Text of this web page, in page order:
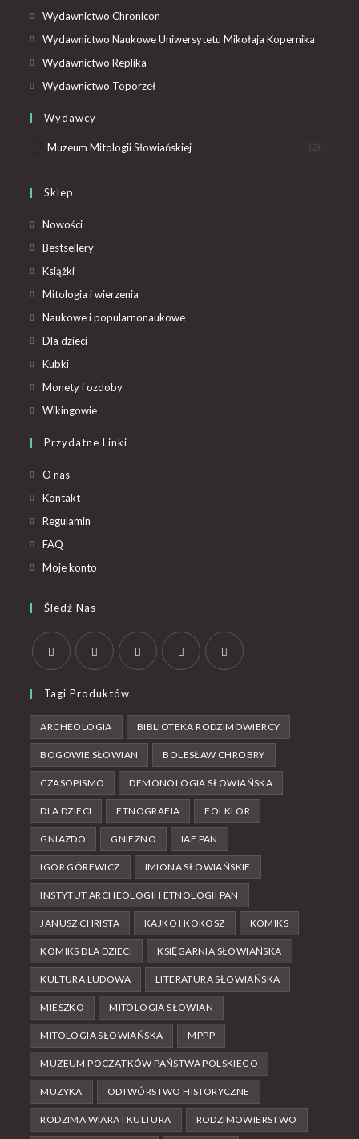
Wydawnictwo Chronicon
Wydawnictwo Naukowe Uniwersytetu Mikołaja Kopernika
Wydawnictwo Replika
Wydawnictwo Toporzeł
Wydawcy
Muzeum Mitologii Słowiańskiej (2)
Sklep
Nowości
Bestsellery
Książki
Mitologia i wierzenia
Naukowe i popularnonaukowe
Dla dzieci
Kubki
Monety i ozdoby
Wikingowie
Przydatne Linki
O nas
Kontakt
Regulamin
FAQ
Moje konto
Śledź Nas
Tagi Produktów
ARCHEOLOGIA BIBLIOTEKA RODZIMOWIERCY
BOGOWIE SŁOWIAN BOLESŁAW CHROBRY
CZASOPISMO DEMONOLOGIA SŁOWIAŃSKA
DLA DZIECI ETNOGRAFIA FOLKLOR
GNIAZDO GNIEZNO IAE PAN
IGOR GÓREWICZ IMIONA SŁOWIAŃSKIE
INSTYTUT ARCHEOLOGII I ETNOLOGII PAN
JANUSZ CHRISTA KAJKO I KOKOSZ KOMIKS
KOMIKS DLA DZIECI KSIĘGARNIA SŁOWIAŃSKA
KULTURA LUDOWA LITERATURA SŁOWIAŃSKA
MIESZKO MITOLOGIA SŁOWIAN
MITOLOGIA SŁOWIAŃSKA MPPP
MUZEUM POCZĄTKÓW PAŃSTWA POLSKIEGO
MUZYKA ODTWÓRSTWO HISTORYCZNE
RODZIMA WIARA I KULTURA RODZIMOWIERSTWO